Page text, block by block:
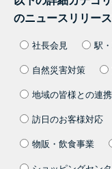
のニュースリリース
社長会見 駅
自然災害対策
地域の皆様との連携
訪日のお客様対応
物販・飲食事業